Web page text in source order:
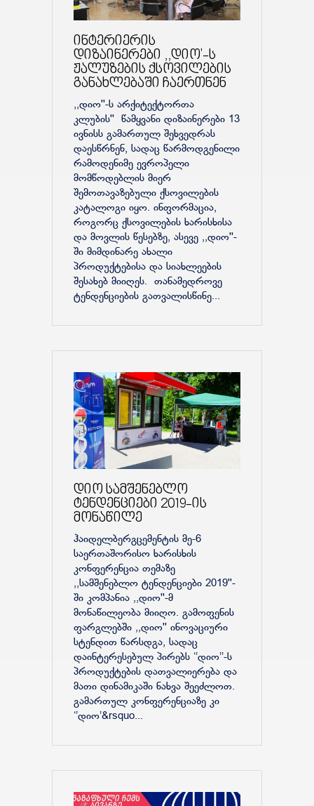
ინტერიერის
დიზაინერები ,,დიო'-ს
ჟალუზების ქსოვილების
განახლებაში ჩაერთნენ
,,დიო''-ს არქიტექტორთა
კლუბის'' წამყვანი დიზაინერები 13
ივნისს გამართულ შეხვედრას
დაესწრნენ, სადაც წარმოდგენილი
რამოდენიმე ევროპელი
მომწოდებლის მიერ
შემოთავაზებული ქსოვილების
კატალოგი იყო. ინფორმაცია,
როგორც ქსოვილების ხარისხისა
და მოვლის წესებზე, ასევე ,,დიო''-
ში მიმდინარე ახალი
პროდუქტებისა და სიახლეების
შესახებ მიიღეს. თანამედროვე
ტენდენციების გათვალისწინე...
დიო სამშენებლო
ტენდენციები 2019-ის
მონაწილე
ჰაიდელბერგცემენტის მე-6
საერთაშორისო ხარისხის
კონფერენცია თემაზე
,,სამშენებლო ტენდენციები 2019''-
ში კომპანია ,,დიო''-მ
მონაწილეობა მიიღო. გამოფენის
ფარგლებში ,,დიო'' ინოვაციური
სტენდით წარსდგა, სადაც
დაინტერესებულ პირებს ‘’დიო’’-ს
პროდუქტების დათვალიერება და
მათი დინამიკაში ნახვა შეეძლოთ.
გამართულ კონფერენციაზე კი
‘’დიო’&rsquo...